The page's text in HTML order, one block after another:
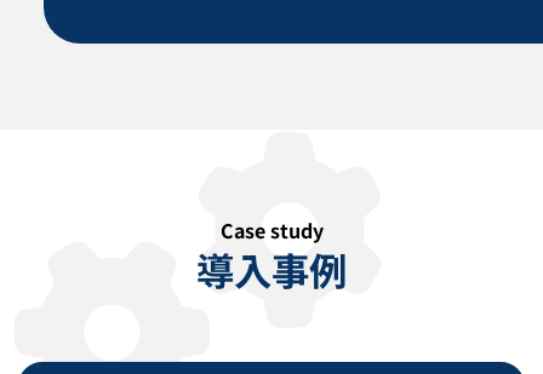
Case study
導入事例